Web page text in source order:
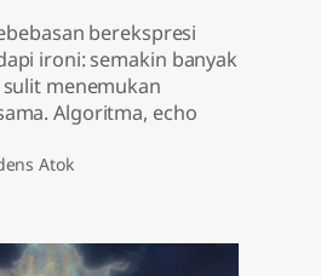
berekspresi
ironi: semakin banyak
menemukan
Algoritma, echo
Atok